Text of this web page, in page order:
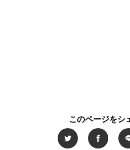
このページをシ